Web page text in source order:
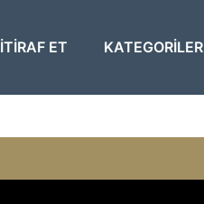
ITIRAF ET KATEGORILER